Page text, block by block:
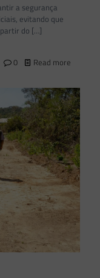
a segurança
evitando que
do […]
0 Read more